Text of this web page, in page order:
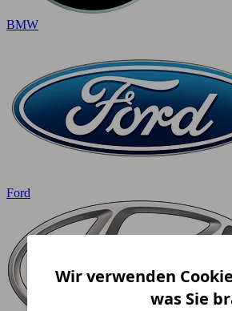
BMW
Ford
Wir verwenden
was Sie